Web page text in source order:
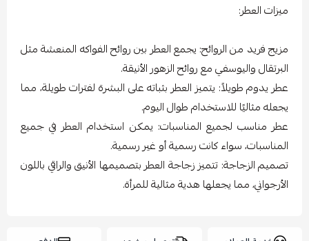
ميزات العطر:
مزيج فريد من الروائح: يجمع العطر بين روائح الفواكه المنعشة مثل
البرتقال واليوسفي مع روائح الزهور الأنيقة.
عطر يدوم طويلاً: يتميز العطر بثباته على البشرة لفترات طويلة، مما
يجعله مثاليًا للاستخدام طوال اليوم.
عطر مناسب لجميع المناسبات: يمكن استخدام العطر في جميع
المناسبات، سواء كانت رسمية أو غير رسمية.
تصميم الزجاجة: تتميز زجاجة العطر بتصميمها الأنيق والراقي باللون
الأرجواني، مما يجعلها هدية مثالية للمرأة.